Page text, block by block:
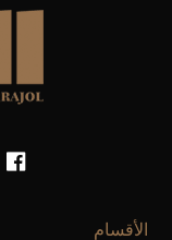
الأقسام